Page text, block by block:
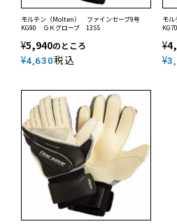
モルテン（Molten） ファインセーブ9号
KG90 ＧＫグローブ 13SS
¥5,940のところ
¥4,630税込
モ
¥
¥